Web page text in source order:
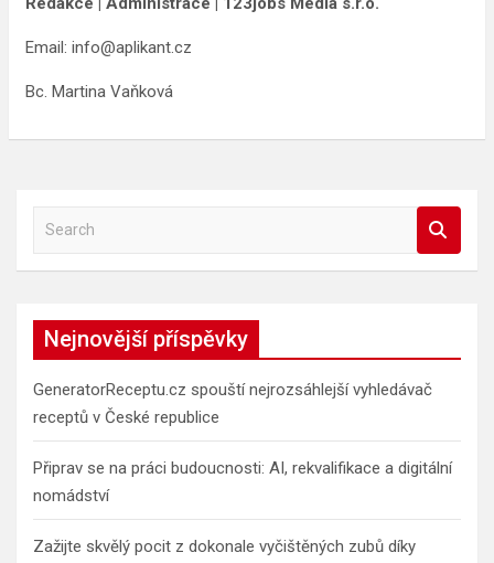
Email: info@aplikant.cz
ㅤBc. Martina Vaňková
a
h
Nejnovější příspěvky
GeneratorReceptu.cz spouští nejrozsáhlejší vyhledávač
receptů v České republice
Připrav se na práci budoucnosti: AI, rekvalifikace a digitální
nomádství
Zažijte skvělý pocit z dokonale vyčištěných zubů díky